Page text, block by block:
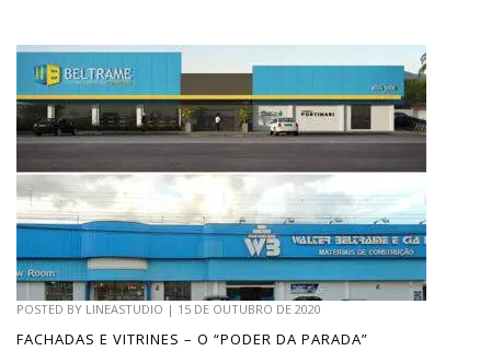
POSTED BY LINEASTUDIO | 15 DE OUTUBRO DE 2020
FACHADAS E VITRINES – O “PODER DA PARADA”